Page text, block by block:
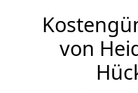
von